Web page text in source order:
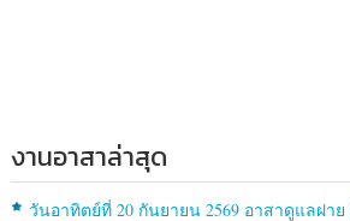
งานอาสาล่าสุด
วันอาทิตย์ที่ 20 กันยายน 2569 อาสาดูแลฝาย